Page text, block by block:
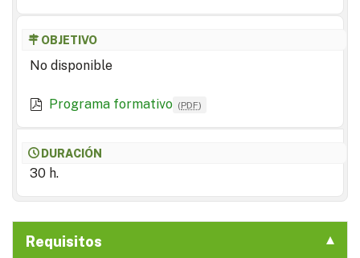
OBJETIVO
No disponible
Programa formativo (PDF)
DURACIÓN
30 h.
Requisitos